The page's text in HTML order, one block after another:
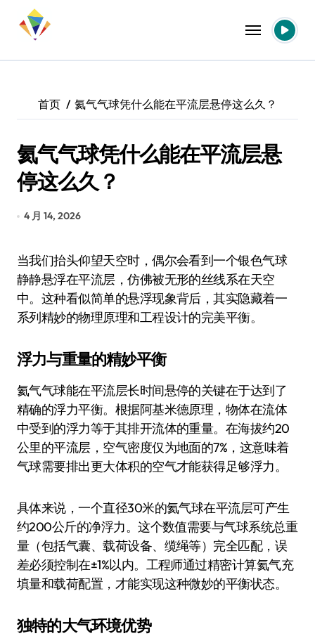
首页 氦气气球凭什么能在平流层悬停这么久？
氦气气球凭什么能在平流层悬
停这么久？
4 月 14, 2026
当我们抬头仰望天空时，偶尔会看到一个银色气球
静静悬浮在平流层，仿佛被无形的丝线系在天空
中。这种看似简单的悬浮现象背后，其实隐藏着一
系列精妙的物理原理和工程设计的完美平衡。
浮力与重量的精妙平衡
氦气气球能在平流层长时间悬停的关键在于达到了
精确的浮力平衡。根据阿基米德原理，物体在流体
中受到的浮力等于其排开流体的重量。在海拔约20
公里的平流层，空气密度仅为地面的7%，这意味着
气球需要排出更大体积的空气才能获得足够浮力。
具体来说，一个直径30米的氦气球在平流层可产生
约200公斤的净浮力。这个数值需要与气球系统总重
量（包括气囊、载荷设备、缆绳等）完全匹配，误
差必须控制在±1%以内。工程师通过精密计算氦气充
填量和载荷配置，才能实现这种微妙的平衡状态。
独特的大气环境优势